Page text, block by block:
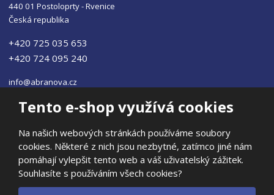
Tento e-shop využívá cookies
Na našich webových stránkách používáme soubory
cookies. Některé z nich jsou nezbytné, zatímco jiné nám
pomáhají vylepšit tento web a váš uživatelský zážitek.
Souhlasíte s používáním všech cookies?
440 01 Postoloprty - Rvenice
Česká republika
+420 725 035 653
+420 724 095 240
info@abranova.cz
© 2026, ABRANOVA s.r.o
Prohlášení o přístupnosti|Ochrana osobních údajů | Mapa stránek